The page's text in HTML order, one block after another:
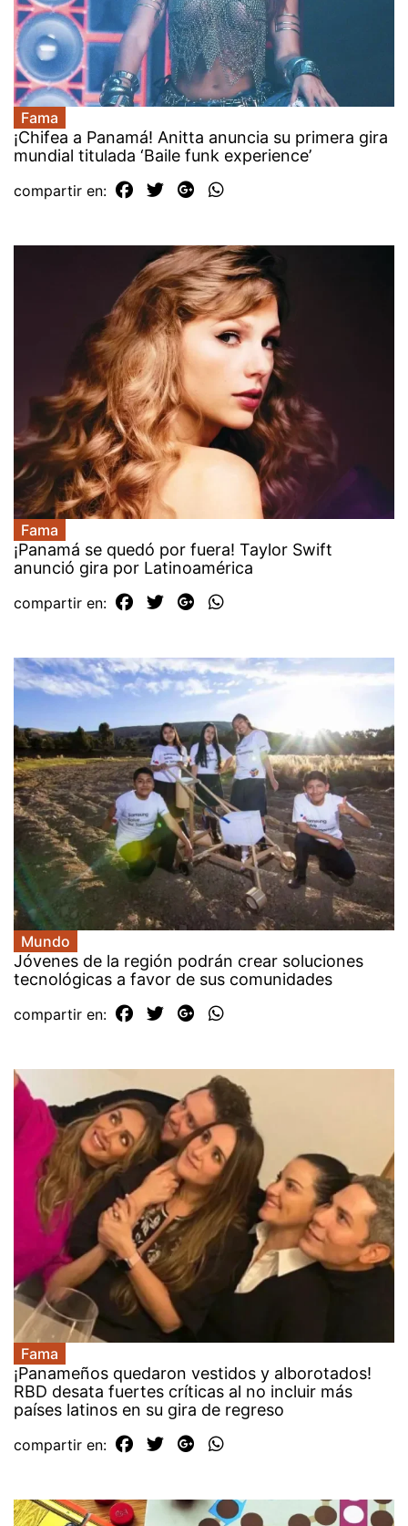
Fama
¡Chifea a Panamá! Anitta anuncia su primera gira
mundial titulada ‘Baile funk experience’
compartir en:
Fama
¡Panamá se quedó por fuera! Taylor Swift
anunció gira por Latinoamérica
compartir en:
Mundo
Jóvenes de la región podrán crear soluciones
tecnológicas a favor de sus comunidades
compartir en:
Fama
¡Panameños quedaron vestidos y alborotados!
RBD desata fuertes críticas al no incluir más
países latinos en su gira de regreso
compartir en: